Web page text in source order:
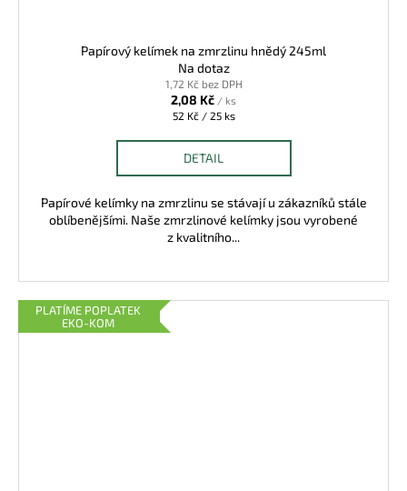
Papírový kelímek na zmrzlinu hnědý 245ml
Na dotaz
1,72 Kč bez DPH
2,08 Kč / ks
Měrná
52 Kč / 25 ks
DETAIL
Papírové kelímky na zmrzlinu se stávají u zákazníků stále
oblíbenějšími. Naše zmrzlinové kelímky jsou vyrobené
z kvalitního...
PLATÍME POPLATEK
EKO-KOM